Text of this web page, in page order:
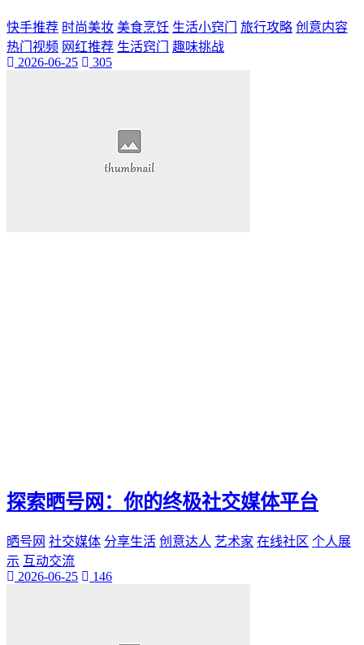
快手推荐 时尚美妆 美食烹饪 生活小窍门 旅行攻略 创意内容
热门视频 网红推荐 生活窍门
趣味挑战
2026-06-25
305
探索晒号网：你的终极社交媒体平台
晒号网 社交媒体 分享生活 创意达人 艺术家 在线社区 个人展
示 互动交流
2026-06-25
146